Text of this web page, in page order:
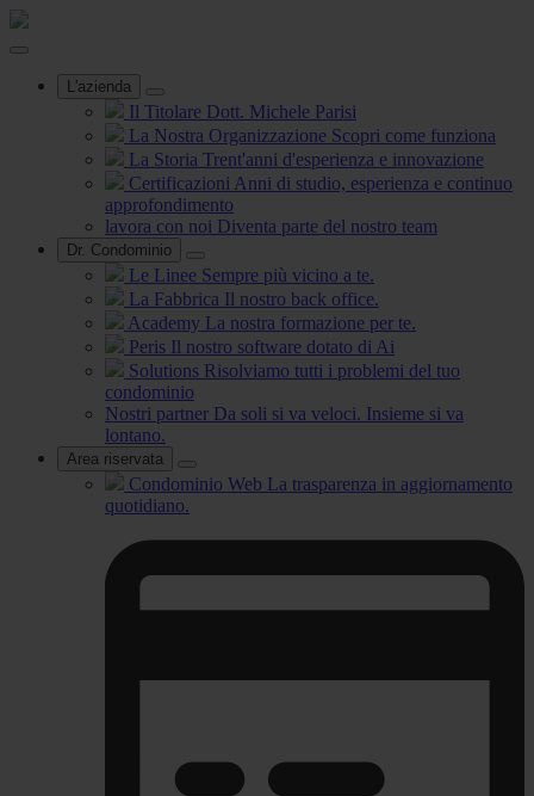
L'azienda
Il Titolare Dott. Michele Parisi
La Nostra Organizzazione Scopri come funziona
La Storia Trent'anni d'esperienza e innovazione
Certificazioni Anni di studio, esperienza e continuo
approfondimento
lavora con noi Diventa parte del nostro team
Dr. Condominio
Le Linee Sempre più vicino a te.
La Fabbrica Il nostro back office.
Academy La nostra formazione per te.
Peris Il nostro software dotato di Ai
Solutions Risolviamo tutti i problemi del tuo
condominio
Nostri partner Da soli si va veloci. Insieme si va
lontano.
Area riservata
Condominio Web La trasparenza in aggiornamento
quotidiano.